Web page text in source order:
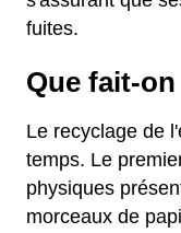
fuites.
Que fait-
Le recyclage de
temps. Le
physiques
morceaux de